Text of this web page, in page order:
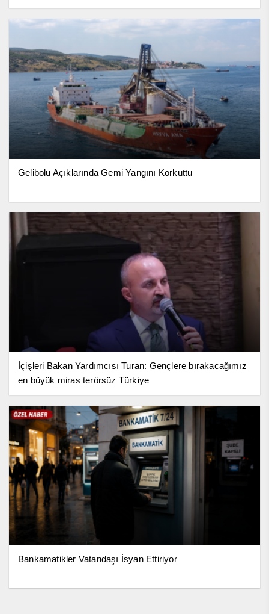
Gelibolu Açıklarında Gemi Yangını Korkuttu
İçişleri Bakan Yardımcısı Turan: Gençlere bırakacağımız
en büyük miras terörsüz Türkiye
Bankamatikler Vatandaşı İsyan Ettiriyor